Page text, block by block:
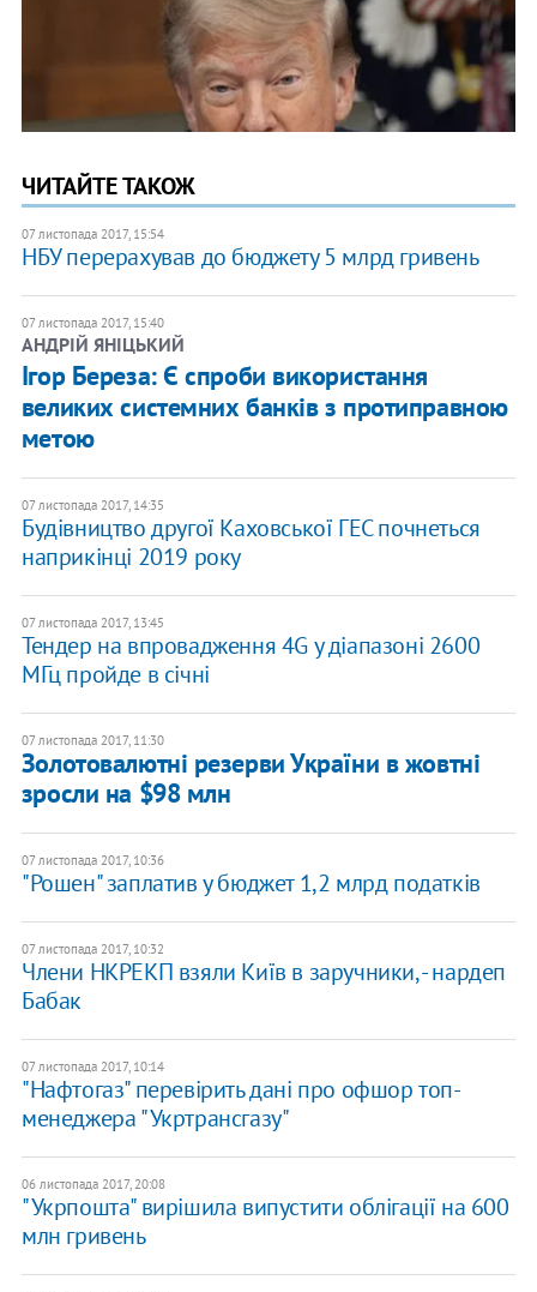
ЧИТАЙТЕ ТАКОЖ
07 листопада 2017, 15:54
НБУ перерахував до бюджету 5 млрд гривень
07 листопада 2017, 15:40
АНДРІЙ ЯНІЦЬКИЙ
Ігор Береза: Є спроби використання
великих системних банків з протиправною
метою
07 листопада 2017, 14:35
Будівництво другої Каховської ГЕС почнеться
наприкінці 2019 року
07 листопада 2017, 13:45
Тендер на впровадження 4G у діапазоні 2600
МГц пройде в січні
07 листопада 2017, 11:30
Золотовалютні резерви України в жовтні
зросли на $98 млн
07 листопада 2017, 10:36
"Рошен" заплатив у бюджет 1,2 млрд податків
07 листопада 2017, 10:32
Члени НКРЕКП взяли Київ в заручники, - нардеп
Бабак
07 листопада 2017, 10:14
"Нафтогаз" перевірить дані про офшор топ-
менеджера "Укртрансгазу"
06 листопада 2017, 20:08
"Укрпошта" вирішила випустити облігації на 600
млн гривень